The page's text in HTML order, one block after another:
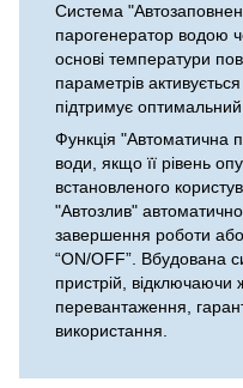
Система
парогенератор водою
основі температури
параметрів
підтримує
Функція "Автоматична
води, якщо її рівень
встановленого
"Автозлив"
завершення роботи
“ON/OFF”. Вбудована
пристрій, відключаючи
перевантаження,
використання.